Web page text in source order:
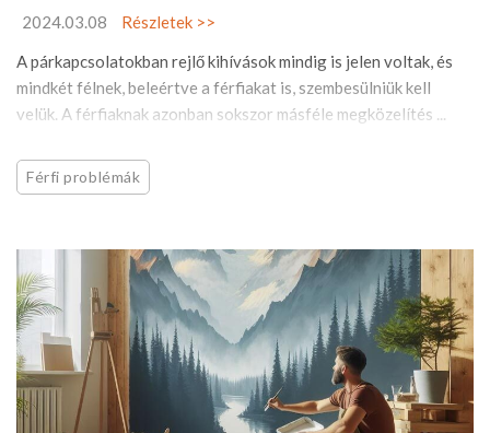
2024.03.08
Részletek >>
A párkapcsolatokban rejlő kihívások mindig is jelen voltak, és
mindkét félnek, beleértve a férfiakat is, szembesülniük kell
velük. A férfiaknak azonban sokszor másféle megközelítés ...
Férfi problémák